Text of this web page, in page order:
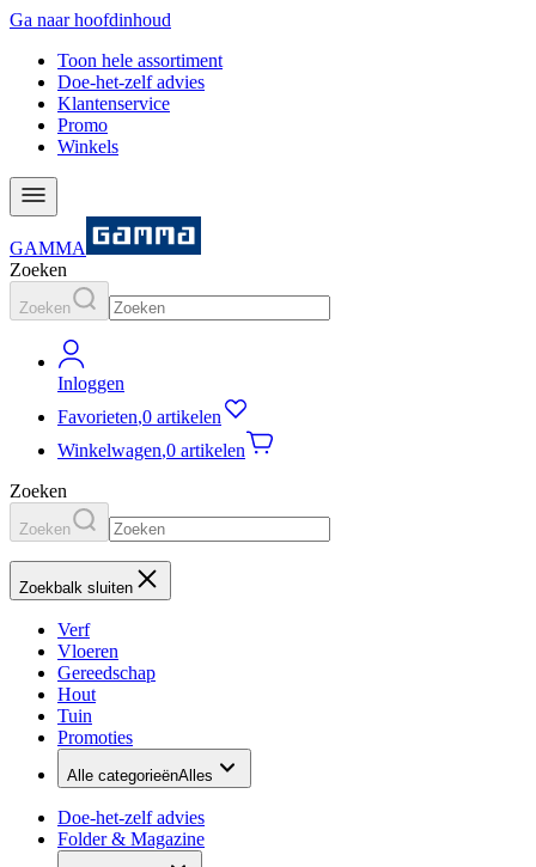
Ga naar hoofdinhoud
Toon hele assortiment
Doe-het-zelf advies
Klantenservice
Promo
Winkels
GAMMA
Zoeken
Zoeken
Inloggen
Favorieten,0 artikelen
Winkelwagen,0 artikelen
Zoeken
Zoeken
Zoekbalk sluiten
Verf
Vloeren
Gereedschap
Hout
Tuin
Promoties
Alle categorieënAlles
Doe-het-zelf advies
Folder & Magazine